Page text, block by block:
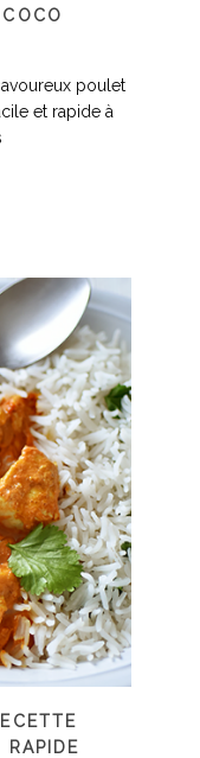
poulet
et rapide à